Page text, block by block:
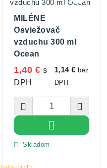
MILÉNE
Osviežovač
vzduchu 300 ml
Ocean
1,40 € s
DPH
1,14 €bez
DPH
 

 Skladom